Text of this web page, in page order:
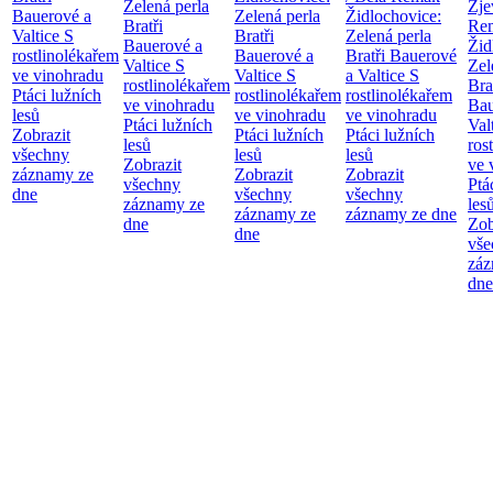
Bauerové a
Valtice S
rostlinolékařem
ve vinohradu
Ptáci lužních
lesů
Zobrazit
všechny
záznamy ze
dne
Zelená perla
Bratři
Bauerové a
Valtice S
rostlinolékařem
ve vinohradu
Ptáci lužních
lesů
Zobrazit
všechny
záznamy ze
dne
Zelená perla
Bratři
Bauerové a
Valtice S
rostlinolékařem
ve vinohradu
Ptáci lužních
lesů
Zobrazit
všechny
záznamy ze
dne
Židlochovice:
Zelená perla
Bratři Bauerové
a Valtice S
rostlinolékařem
ve vinohradu
Ptáci lužních
lesů
Zobrazit
všechny
záznamy ze dne
ve
dne